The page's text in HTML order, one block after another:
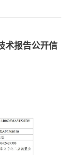
术报告公开信